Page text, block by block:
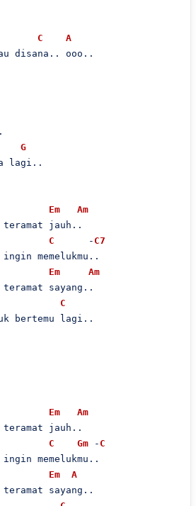
C
A
disana.. ooo..
G
lagi..
Em
Am
jauh..
C
      -
C7
memelukmu..
Em
Am
sayang..
C
bertemu lagi..
Em
Am
jauh..
C Gm - C
memelukmu..
Em
A
sayang..